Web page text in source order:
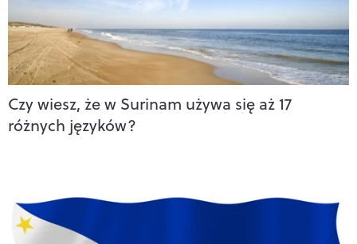
Czy wiesz, że w Surinam używa się aż 17
różnych języków?